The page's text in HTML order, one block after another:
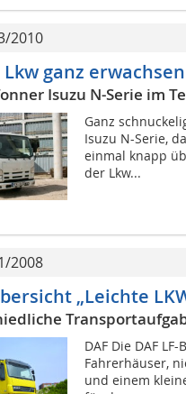
2010
ganz erwachsen
Isuzu N-Serie im
Ganz
Isuzu N-Serie,
einmal knapp
der Lkw...
2008
„Leichte
DAF Die DAF
Fahrerhäuser,
und einem